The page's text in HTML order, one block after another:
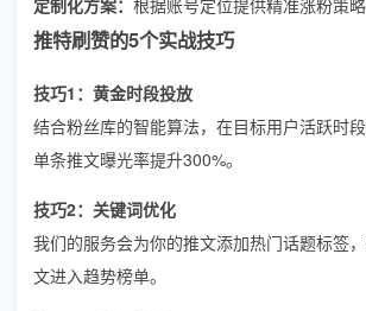
推特刷赞的5个实战技巧
技巧1：黄金时段投放
结合粉丝库的智能算法，在目标用户活跃时
单条推文曝光率提升300%。
技巧2：关键词优化
我们的服务会为你的推文添加热门话题标签
文进入趋势榜单。